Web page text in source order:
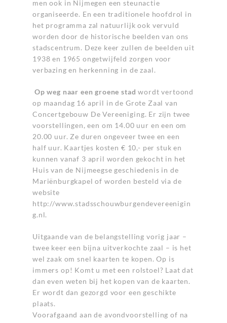
men ook in Nijmegen een steunactie
organiseerde. En een traditionele hoofdrol in
het programma zal natuurlijk ook vervuld
worden door de historische beelden van ons
stadscentrum. Deze keer zullen de beelden uit
1938 en 1965 ongetwijfeld zorgen voor
verbazing en herkenning in de zaal.
Op weg naar een groene stad wordt vertoond
op maandag 16 april in de Grote Zaal van
Concertgebouw De Vereeniging. Er zijn twee
voorstellingen, een om 14.00 uur en een om
20.00 uur. Ze duren ongeveer twee en een
half uur. Kaartjes kosten € 10,- per stuk en
kunnen vanaf 3 april worden gekocht in het
Huis van de Nijmeegse geschiedenis in de
Mariënburgkapel of worden besteld via de
website
http://www.stadsschouwburgendevereenigin
g.nl.
Uitgaande van de belangstelling vorig jaar –
twee keer een bijna uitverkochte zaal – is het
wel zaak om snel kaarten te kopen. Op is
immers op! Komt u met een rolstoel? Laat dat
dan even weten bij het kopen van de kaarten.
Er wordt dan gezorgd voor een geschikte
plaats.
Voorafgaand aan de avondvoorstelling of na